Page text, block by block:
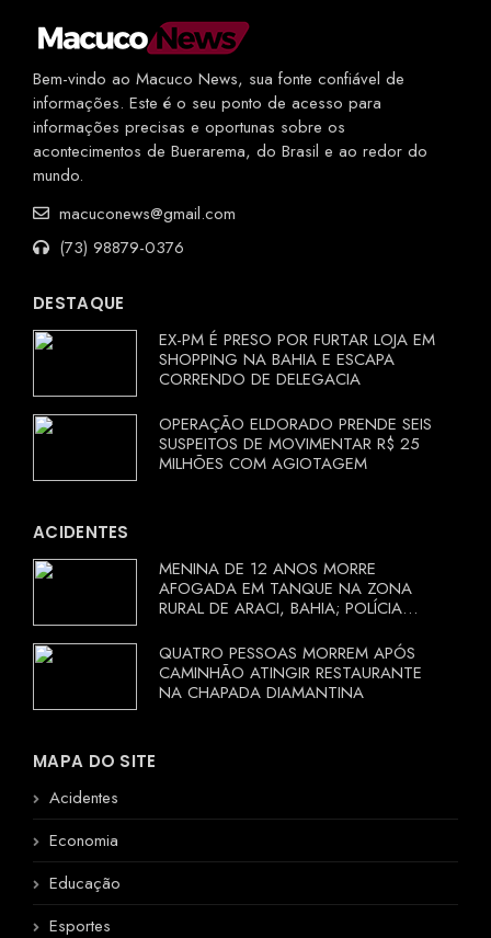
Bem-vindo ao Macuco News, sua fonte confiável de
informações. Este é o seu ponto de acesso para
informações precisas e oportunas sobre os
acontecimentos de Buerarema, do Brasil e ao redor do
mundo.
macuconews@gmail.com
(73) 98879-0376
DESTAQUE
EX-PM É PRESO POR FURTAR LOJA EM
SHOPPING NA BAHIA E ESCAPA
CORRENDO DE DELEGACIA
OPERAÇÃO ELDORADO PRENDE SEIS
SUSPEITOS DE MOVIMENTAR R$ 25
MILHÕES COM AGIOTAGEM
ACIDENTES
MENINA DE 12 ANOS MORRE
AFOGADA EM TANQUE NA ZONA
RURAL DE ARACI, BAHIA; POLÍCIA
QUATRO PESSOAS MORREM APÓS
CAMINHÃO ATINGIR RESTAURANTE
NA CHAPADA DIAMANTINA
MAPA DO SITE
Acidentes
Economia
Educação
Esportes